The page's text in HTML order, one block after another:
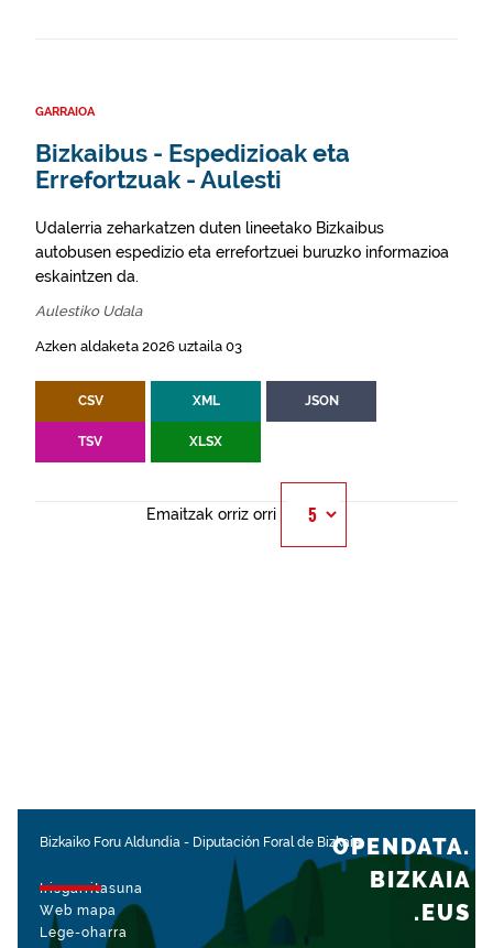
GARRAIOA
Bizkaibus - Espedizioak eta
Errefortzuak - Aulesti
Udalerria zeharkatzen duten lineetako Bizkaibus
autobusen espedizio eta errefortzuei buruzko informazioa
eskaintzen da.
Aulestiko Udala
Azken aldaketa 2026 uztaila 03
CSV XML JSON
TSV XLSX
Emaitzak orriz orri
Bizkaiko Foru Aldundia - Diputación Foral de Bizkaia
Irisgarritasuna
Web mapa
Lege-oharra
OPENDATA.
BIZKAIA
.EUS